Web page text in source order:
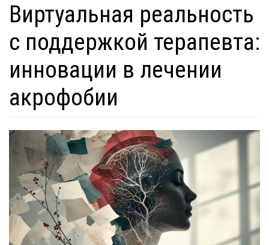
Виртуальная реальность
с поддержкой терапевта:
инновации в лечении
акрофобии